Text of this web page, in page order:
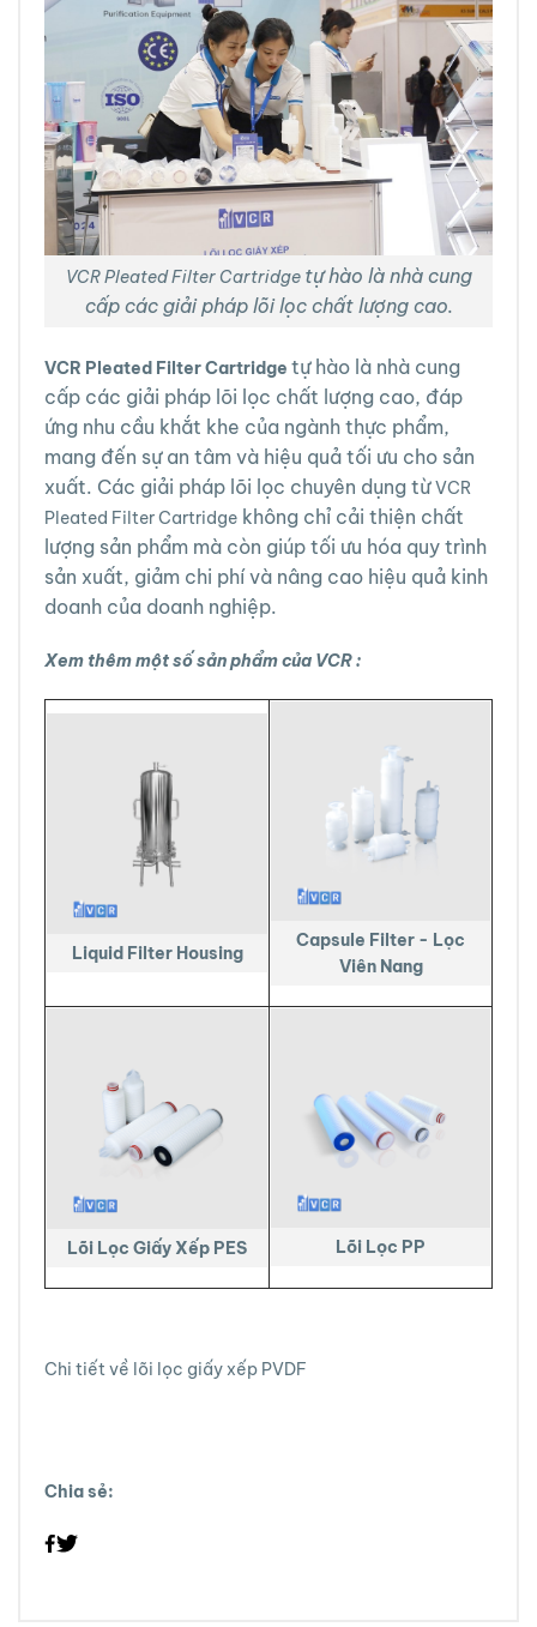
VCR Pleated Filter Cartridge tự hào là nhà cung
cấp các giải pháp lõi lọc chất lượng cao.
VCR Pleated Filter Cartridge tự hào là nhà cung
cấp các giải pháp lõi lọc chất lượng cao, đáp
ứng nhu cầu khắt khe của ngành thực phẩm,
mang đến sự an tâm và hiệu quả tối ưu cho sản
xuất. Các giải pháp lõi lọc chuyên dụng từVCR
Pleated Filter Cartridge không chỉ cải thiện chất
lượng sản phẩm mà còn giúp tối ưu hóa quy trình
sản xuất, giảm chi phí và nâng cao hiệu quả kinh
doanh của doanh nghiệp.
Xem thêm một số sản phẩm của VCR :
Liquid Filter Housing
Capsule Filter - Lọc
Viên Nang
Lõi Lọc Giấy Xếp PES Lõi Lọc PP
Chi tiết về lõi lọc giấy xếp PVDF
Chia sẻ: